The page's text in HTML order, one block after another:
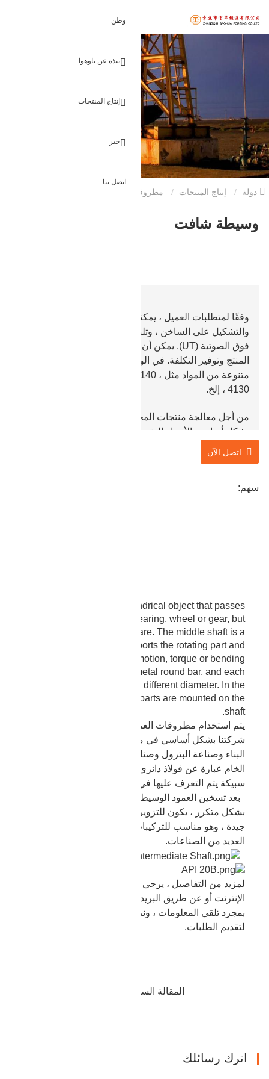
وطن
نبذة عن باوهوا
إنتاج المنتجات
خبر
اتصل بنا
إنتاج المنتجات مطروقات رمح
وسيطة شافت
وفقًا لمتطلبات العميل ، يمكننا تنفيذ عمليات التشكيل
والتشكيل على الساخن ، وتلبية متطلبات اختبار الموجات
فوق الصوتية (UT). يمكن أن يؤدي الحدادة إلى تحسين أداء
المنتج وتوفير التكلفة. في الوقت الحاضر ، لدينا مجموعة
متنوعة من المواد مثل 42CrMo ، 45 # ، 35CrMo ، 4140 ،
4130 ، إلخ.
من أجل معالجة منتجات المحور الوسيط ، تتضمن شركتنا
بشكل أساسي الأجزاء الرئيسية من آلات ومعدات البناء في
صناعة البترول ، والتي تمت معالجتها وبيعها في الصين
لعقود من الزمن وتصديرها بشكل غير مباشر إلى الخارج. بعد
المحور الوسيط ، يمكننا بمهارة تنفيذ عمليات تزوير مسبقة
اتصل الآن
سهم:
The middle shaft is a cylindrical object that passes
through the middle of a bearing, wheel or gear, but
a few of them are square. The middle shaft is a
mechanical part that supports the rotating part and
rotates with it to transmit motion, torque or bending
moment. Generally, it is a metal round bar, and each
section can have a different diameter. In the
machine, the rotating parts are mounted on the
shaft.
يتم استخدام مطروقات العمود الوسيط التي تنتجها
شركتنا بشكل أساسي في ملحقات معدات صناعة آلات
البناء وصناعة البترول وصناعة توليد طاقة الرياح. المواد
الخام عبارة عن فولاذ دائري ملفوف على الساخن أو
سبيكة يتم التعرف عليها في الداخل والخارج.
بعد تسخين العمود الوسيط وتكرار التشكيل والتزوير
بشكل متكرر ، يكون للتزوير نسبة تزوير عالية ومتانة
جيدة ، وهو مناسب للتركيبات الرئيسية للمعدات في
العديد من الصناعات.
لمزيد من التفاصيل ، يرجى الرجوع والتواصل عبر
الإنترنت أو عن طريق البريد الإلكتروني. سنرد عليك
بمجرد تلقي المعلومات ، ونرحب بالعملاء الجدد والقدامى
لتقديم الطلبات.
المقالة السابقة : تبيع منتجات العمود المرفقي
اترك رسائلك